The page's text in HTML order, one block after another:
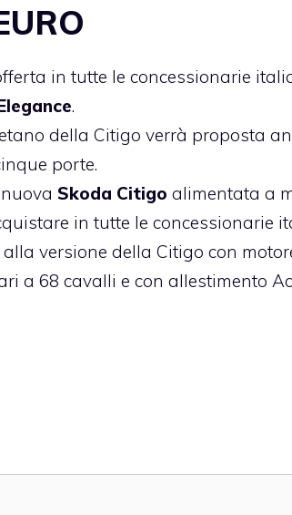
in tutte le concessionarie
.
della Citigo verrà proposta
porte.
Skoda Citigo alimentata a
in tutte le concessionarie
alla versione della Citigo con
a 68 cavalli e con allestimento